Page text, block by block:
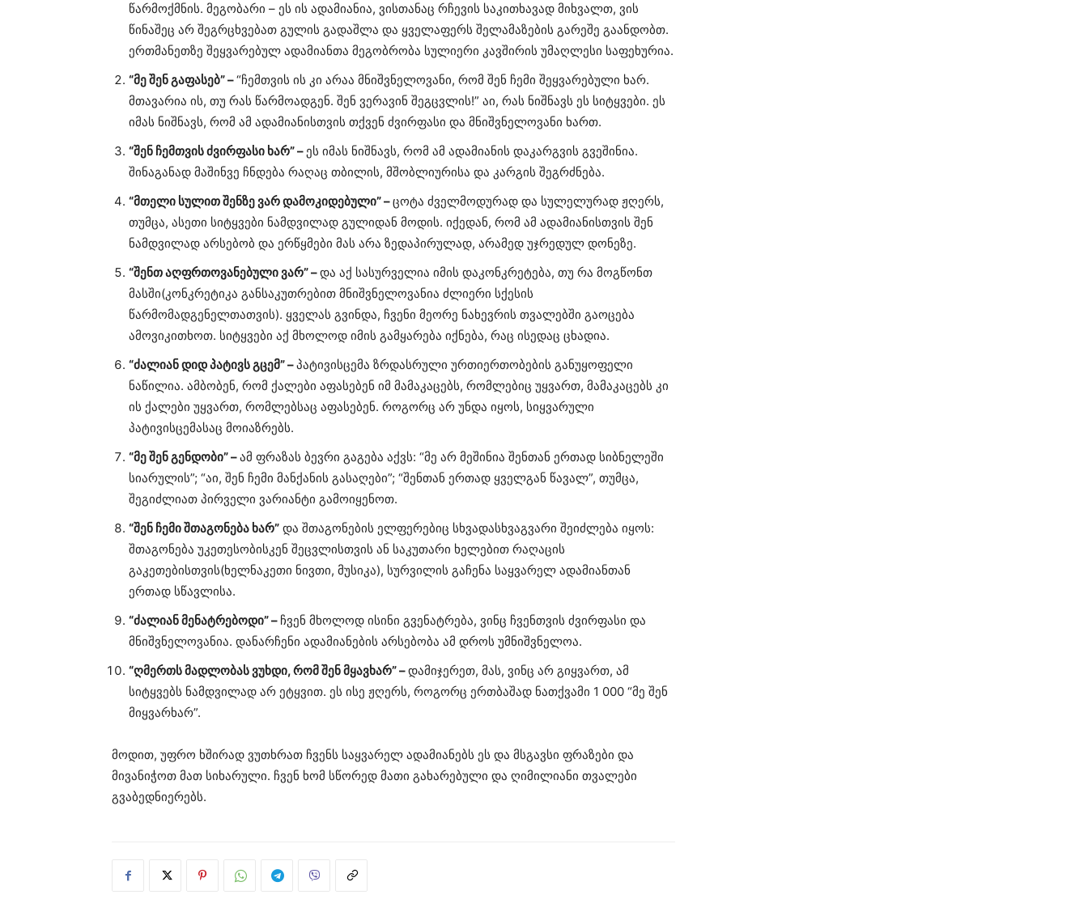
წარმოქმნის. მეგობარი – ეს ის ადამიანია, ვისთანაც რჩევის საკითხავად მიხვალთ, ვის
წინაშეც არ შეგრცხვებათ გულის გადაშლა და ყველაფერს შელამაზების გარეშე გაანდობთ.
ერთმანეთზე შეყვარებულ ადამიანთა მეგობრობა სულიერი კავშირის უმაღლესი საფეხურია.
“მე შენ გაფასებ” –“ჩემთვის ის კი არაა მნიშვნელოვანი, რომ შენ ჩემი შეყვარებული ხარ.
მთავარია ის, თუ რას წარმოადგენ. შენ ვერავინ შეგცვლის!” აი, რას ნიშნავს ეს სიტყვები. ეს
იმას ნიშნავს, რომ ამ ადამიანისთვის თქვენ ძვირფასი და მნიშვნელოვანი ხართ.
“შენ ჩემთვის ძვირფასი ხარ” –ეს იმას ნიშნავს, რომ ამ ადამიანის დაკარგვის გვეშინია.
შინაგანად მაშინვე ჩნდება რაღაც თბილის, მშობლიურისა და კარგის შეგრძნება.
“მთელი სულით შენზე ვარ დამოკიდებული” –ცოტა ძველმოდურად და სულელურად ჟღერს,
თუმცა, ასეთი სიტყვები ნამდვილად გულიდან მოდის. იქედან, რომ ამ ადამიანისთვის შენ
ნამდვილად არსებობ და ერწყმები მას არა ზედაპირულად, არამედ უჯრედულ დონეზე.
“შენთ აღფრთოვანებული ვარ” –და აქ სასურველია იმის დაკონკრეტება, თუ რა მოგწონთ
მასში(კონკრეტიკა განსაკუთრებით მნიშვნელოვანია ძლიერი სქესის
წარმომადგენელთათვის). ყველას გვინდა, ჩვენი მეორე ნახევრის თვალებში გაოცება
ამოვიკითხოთ. სიტყვები აქ მხოლოდ იმის გამყარება იქნება, რაც ისედაც ცხადია.
“ძალიან დიდ პატივს გცემ” –პატივისცემა ზრდასრული ურთიერთობების განუყოფელი
ნაწილია. ამბობენ, რომ ქალები აფასებენ იმ მამაკაცებს, რომლებიც უყვართ, მამაკაცებს კი
ის ქალები უყვართ, რომლებსაც აფასებენ. როგორც არ უნდა იყოს, სიყვარული
პატივისცემასაც მოიაზრებს.
“მე შენ გენდობი” –ამ ფრაზას ბევრი გაგება აქვს: “მე არ მეშინია შენთან ერთად სიბნელეში
სიარულის”; “აი, შენ ჩემი მანქანის გასაღები”; “შენთან ერთად ყველგან წავალ”, თუმცა,
შეგიძლიათ პირველი ვარიანტი გამოიყენოთ.
“შენ ჩემი შთაგონება ხარ” და შთაგონების ელფერებიც სხვადასხვაგვარი შეიძლება იყოს:
შთაგონება უკეთესობისკენ შეცვლისთვის ან საკუთარი ხელებით რაღაცის
გაკეთებისთვის(ხელნაკეთი ნივთი, მუსიკა), სურვილის გაჩენა საყვარელ ადამიანთან
ერთად სწავლისა.
“ძალიან მენატრებოდი” – ჩვენ მხოლოდ ისინი გვენატრება, ვინც ჩვენთვის ძვირფასი და
მნიშვნელოვანია. დანარჩენი ადამიანების არსებობა ამ დროს უმნიშვნელოა.
“ღმერთს მადლობას ვუხდი, რომ შენ მყავხარ” –დამიჯერეთ, მას, ვინც არ გიყვართ, ამ
სიტყვებს ნამდვილად არ ეტყვით. ეს ისე ჟღერს, როგორც ერთბაშად ნათქვამი 1 000 “მე შენ
მიყვარხარ”.
მოდით, უფრო ხშირად ვუთხრათ ჩვენს საყვარელ ადამიანებს ეს და მსგავსი ფრაზები და
მივანიჭოთ მათ სიხარული. ჩვენ ხომ სწორედ მათი გახარებული და ღიმილიანი თვალები
გვაბედნიერებს.